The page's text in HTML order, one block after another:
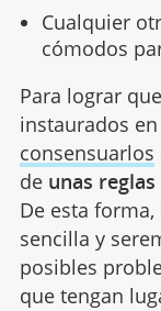
Cualquier
cómodos
Para lograr
instaurados
consensuarlos
de unas
De esta
sencilla y
posibles
que tengan